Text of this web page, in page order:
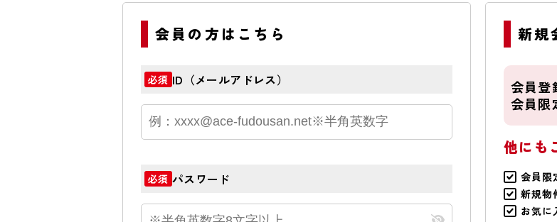
会員の方はこちら
必須 ID（メールアドレス）
必須 パスワード
新規
会員登
会員限
他にも
会員限
新規物
お気に